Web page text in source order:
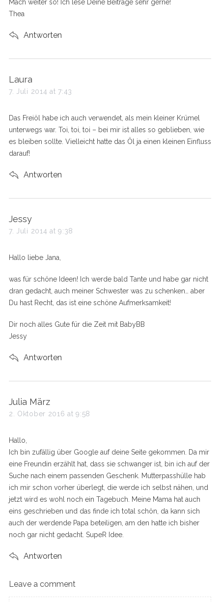
Mach weiter so! Ich lese Deine Beiträge sehr gerne!
Thea
Antworten
s
a
s
:
Laura
7. Juli 2014 at 7:43
Das Freiöl habe ich auch verwendet, als mein kleiner Krümel
unterwegs war. Toi, toi, toi – bei mir ist alles so geblieben, wie
es bleiben sollte. Vielleicht hatte das Öl ja einen kleinen Einfluss
darauf!
Antworten
s
a
s
Jessy
7. Juli 2014 at 9:38
Hallo liebe Jana,
was für schöne Ideen! Ich werde bald Tante und habe gar nicht
dran gedacht, auch meiner Schwester was zu schenken… aber
Du hast Recht, das ist eine schöne Aufmerksamkeit!
Dir noch alles Gute für die Zeit mit BabyBB
Jessy
Antworten
s
a
s
:
Julia März
2. Oktober 2016 at 9:58
Hallo,
Ich bin zufällig über Google auf deine Seite gekommen. Da mir
eine Freundin erzählt hat, dass sie schwanger ist, bin ich auf der
Suche nach einem passenden Geschenk. Mutterpasshülle hab
ich mir schon vorher überlegt, die werde ich selbst nähen, und
jetzt wird es wohl noch ein Tagebuch. Meine Mama hat auch
eins geschrieben und das finde ich total schön, da kann sich
auch der werdende Papa beteiligen, am den hatte ich bisher
noch gar nicht gedacht. SupeR Idee.
Antworten
L
e
Leave a comment